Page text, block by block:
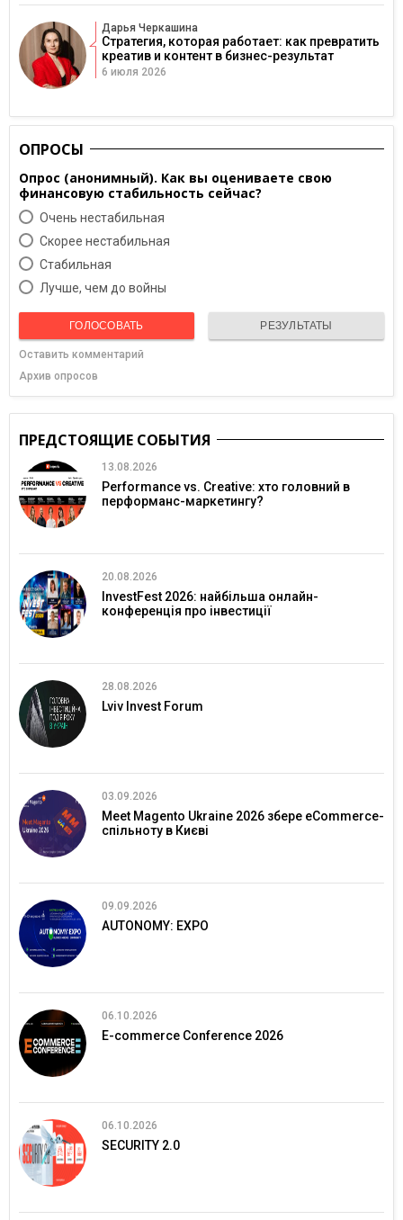
Дарья Черкашина
Стратегия, которая работает: как превратить
креатив и контент в бизнес-результат
6 июля 2026
ОПРОСЫ
Опрос (анонимный). Как вы оцениваете свою
финансовую стабильность сейчас?
Очень нестабильная
Скорее нестабильная
Cтабильная
Лучше, чем до войны
ГОЛОСОВАТЬ РЕЗУЛЬТАТЫ
Оставить комментарий
Архив опросов
ПРЕДСТОЯЩИЕ СОБЫТИЯ
13.08.2026
Performance vs. Creative: хто головний в
перформанс-маркетингу?
20.08.2026
InvestFest 2026: найбільша онлайн-
конференція про інвестиції
28.08.2026
Lviv Invest Forum
03.09.2026
Meet Magento Ukraine 2026 збере eCommerce-
спільноту в Києві
09.09.2026
AUTONOMY: EXPO
06.10.2026
E-commerce Conference 2026
06.10.2026
SECURITY 2.0